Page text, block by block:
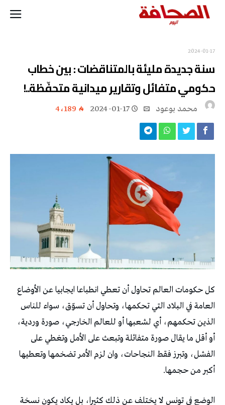
2024-01-17
سنة جديدة مليئة بالمتناقضات : بين خطاب
حكومي متفائل وتقارير ميدانية متحفّظة..!
محمد بوعود 2024-01-17 4٬189
كل حكومات العالم تحاول أن تعطي انطباعا ايجابيا عن الأوضاع
العامة في البلاد التي تحكمها، وتحاول أن تسوّق، سواء للناس
الذين تحكمهم، أي لشعبها أو للعالم الخارجي، صورة وردية،
أو أقل ما يقال صورة متفائلة وتبعث على الأمل وتغطي على
الفشل، وتبرز فقط النجاحات، وان لزم الأمر تضخمها وتعطيها
أكبر من حجمها.
الوضع في تونس لا يختلف عن ذلك كثيرا، بل يكاد يكون نسخة